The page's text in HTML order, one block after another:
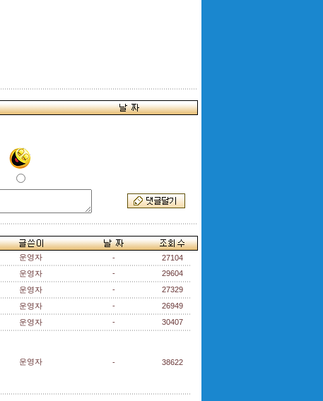
운영자 -
27104
운영자 -
29604
운영자 -
27329
운영자 -
26949
운영자 - 30407
운영자 - 38622